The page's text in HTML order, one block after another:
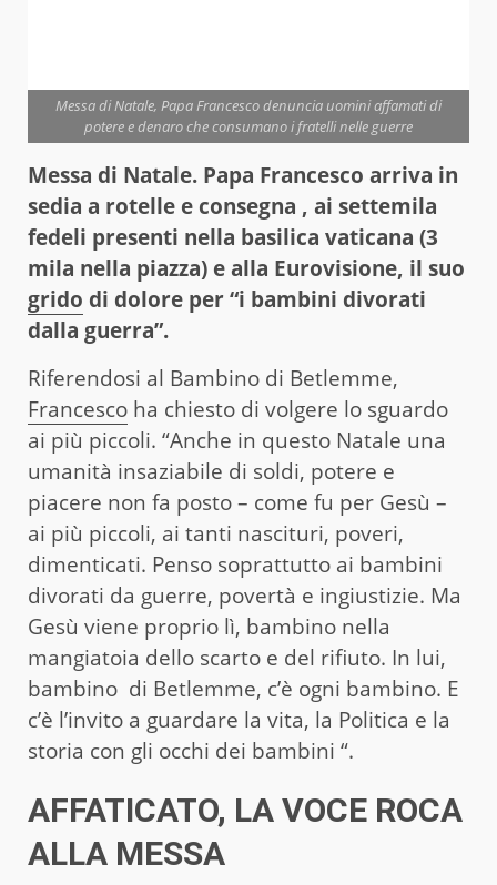
Messa di Natale, Papa Francesco denuncia uomini affamati di
potere e denaro che consumano i fratelli nelle guerre
Messa di Natale. Papa Francesco arriva in
sedia a rotelle e consegna , ai settemila
fedeli presenti nella basilica vaticana (3
mila nella piazza) e alla Eurovisione, il suo
grido di dolore per “i bambini divorati
dalla guerra”.
Riferendosi al Bambino di Betlemme,
Francesco ha chiesto di volgere lo sguardo
ai più piccoli. “Anche in questo Natale una
umanità insaziabile di soldi, potere e
piacere non fa posto – come fu per Gesù –
ai più piccoli, ai tanti nascituri, poveri,
dimenticati. Penso soprattutto ai bambini
divorati da guerre, povertà e ingiustizie. Ma
Gesù viene proprio lì, bambino nella
mangiatoia dello scarto e del rifiuto. In lui,
bambino di Betlemme, c’è ogni bambino. E
c’è l’invito a guardare la vita, la Politica e la
storia con gli occhi dei bambini “.
AFFATICATO, LA VOCE ROCA
ALLA MESSA